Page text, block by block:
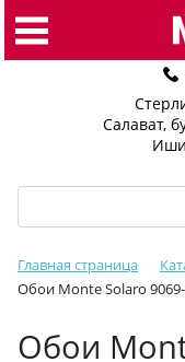
Салават,
Главная страница
Обои Monte Solaro
Обои